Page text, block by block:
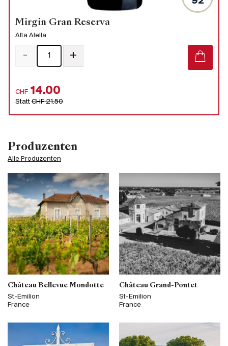
Produzenten
Alle Produzenten
Château Bellevue Mondotte
St-Emilion
France
Château Grand-Pontet
St-Emilion
France
Mirgin Gran Reserva
Alta Alella
CHF 14.00
StattCHF 21.50
- +